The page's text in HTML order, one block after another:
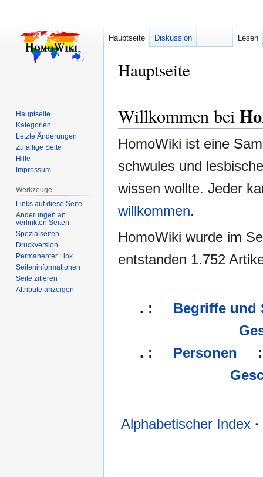
Hauptseite
Navigation
springen
Suche
springen
Willkommen bei
HomoWiki ist eine
schwules und
wissen wollte. Jeder
willkommen.
HomoWiki wurde im
entstanden 1.752
. :
Begriffe und
. :
Personen
Alphabetischer Index ·
Hauptseite Diskussion Lesen
Hauptseite
Kategorien
Letzte Änderungen
Zufällige Seite
Hilfe
Impressum
Werkzeuge
Links auf diese Seite
Änderungen an
verlinkten Seiten
Spezialseiten
Druckversion
Permanenter Link
Seiten­­informationen
Seite zitieren
Attribute anzeigen